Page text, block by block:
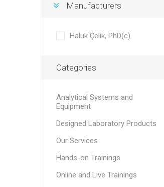
Manufacturers
Haluk Çelik, PhD(c)
Categories
Analytical Systems and
Equipment
Designed Laboratory Products
Our Services
Hands-on Trainings
Online and Live Trainings